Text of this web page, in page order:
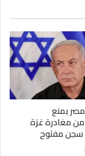
بمنع
من مغادرة غزة
سجن مفتوح